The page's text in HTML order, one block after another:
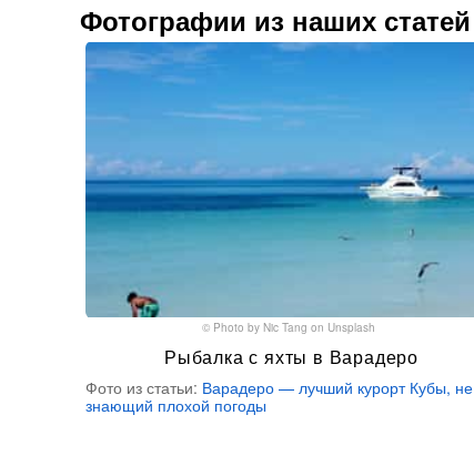
Фотографии из наших статей
© Photo by Nic Tang on Unsplash
Рыбалка с яхты в Варадеро
Фото из статьи: Варадеро — лучший курорт Кубы, не
знающий плохой погоды